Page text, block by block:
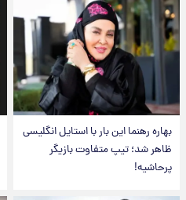
بهاره رهنما این بار با استایل انگلیسی
ظاهر شد؛ تیپ متفاوت بازیگر
پرحاشیه!